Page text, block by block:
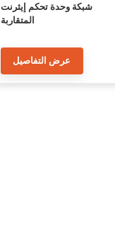
شبكة وحدة تحكم إيثرنت
المتقاربة
عرض التفاصيل